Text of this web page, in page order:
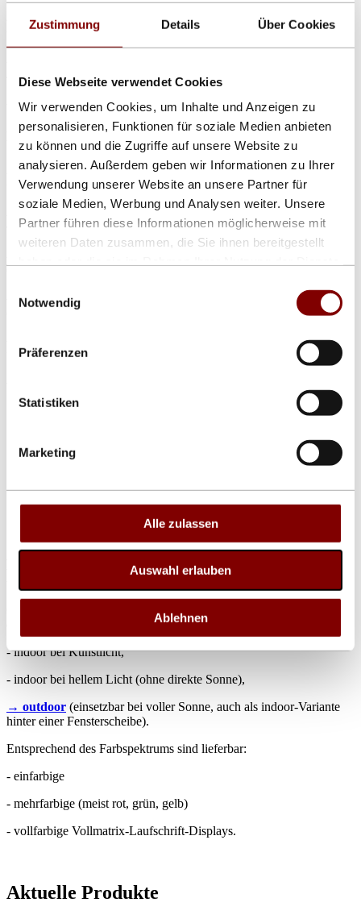
Zustimmung Details Über Cookies
Diese Webseite verwendet Cookies
Wir verwenden Cookies, um Inhalte und Anzeigen zu
personalisieren, Funktionen für soziale Medien anbieten
zu können und die Zugriffe auf unsere Website zu
analysieren. Außerdem geben wir Informationen zu Ihrer
Verwendung unserer Website an unsere Partner für
soziale Medien, Werbung und Analysen weiter. Unsere
Partner führen diese Informationen möglicherweise mit
weiteren Daten zusammen, die Sie ihnen bereitgestellt
Notwendig
Präferenzen
Statistiken
Marketing
Alle zulassen
Auswahl erlauben
Ablehnen
- DLCT-P7: lieferbar in unbegrenzter Länge, Schrifthöhen 11,2 cm
und ein Vielfachs davon
48 ... cm
- DLDK20: lieferbar bis 5 m Länge, Schrifthöhe 16, 32, 48 .... cm
- DLDK30: lieferbar bis 5 m Länge, Schrifthöhen 24 cm und ein
Vielfaches davon
- DLE-RGB8: lieferbar in unbegrenzter Länge, Schrifthöhe 20 cm
und ein Vielfaches davon)
- DLE-RGB10: lieferbar in unbegrenzter Länge Schrifthöhe 32, 64,
96 ....cm
60 ...cm
- DLE-RGB16: lieferbar in unbegrenzter Länge Schrifthöhen 25, 6
cm und ein Vielfaches davon)
- DLE-RGB20: lieferbarin unbegrenzter Länge Schrifthöhe 32 cm
und ein Vielfaches
Show larger version for:
Arten von Vollmatrix-Laufschrift-
Grundsätzlich unterscheidet man nach der Anwendungsumgebung
- indoor bei Kunstlicht,
- indoor bei hellem Licht (ohne direkte Sonne),
→ outdoor (einsetzbar bei voller Sonne, auch als indoor-Variante
hinter einer Fensterscheibe).
Entsprechend des Farbspektrums sind lieferbar:
- einfarbige
- mehrfarbige (meist rot, grün, gelb)
- vollfarbige Vollmatrix-Laufschrift-Displays.
Aktuelle Produkte